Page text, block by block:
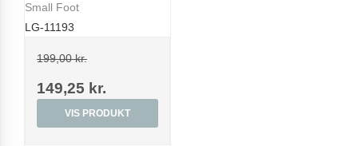
Small Foot
LG-11193
199,00 kr.
149,25 kr.
VIS PRODUKT